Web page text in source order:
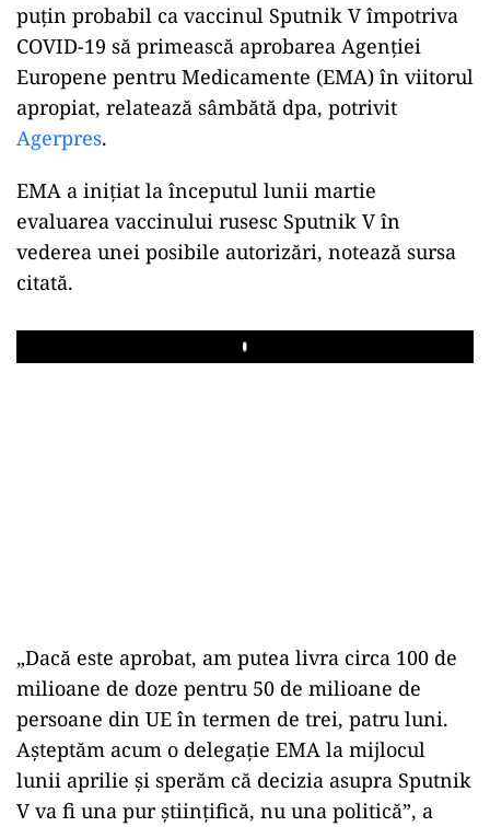
puţin probabil ca vaccinul Sputnik V împotriva
COVID-19 să primească aprobarea Agenţiei
Europene pentru Medicamente (EMA) în viitorul
apropiat, relatează sâmbătă dpa, potrivit
Agerpres.
EMA a iniţiat la începutul lunii martie
evaluarea vaccinului rusesc Sputnik V în
vederea unei posibile autorizări, notează sursa
citată.
Play
„Dacă este aprobat, am putea livra circa 100 de
milioane de doze pentru 50 de milioane de
persoane din UE în termen de trei, patru luni.
Aşteptăm acum o delegaţie EMA la mijlocul
lunii aprilie şi sperăm că decizia asupra Sputnik
V va fi una pur ştiinţifică, nu una politică”, a